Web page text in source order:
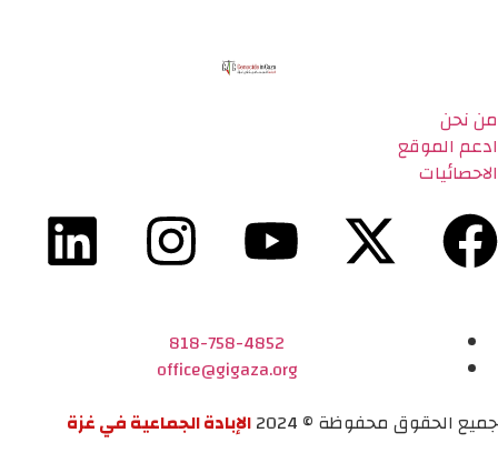
من نحن
ادعم الموقع
الاحصائيات
818-758-4852
office@gigaza.org
جميع الحقوق محفوظة © 2024
الإبادة الجماعية في غزة